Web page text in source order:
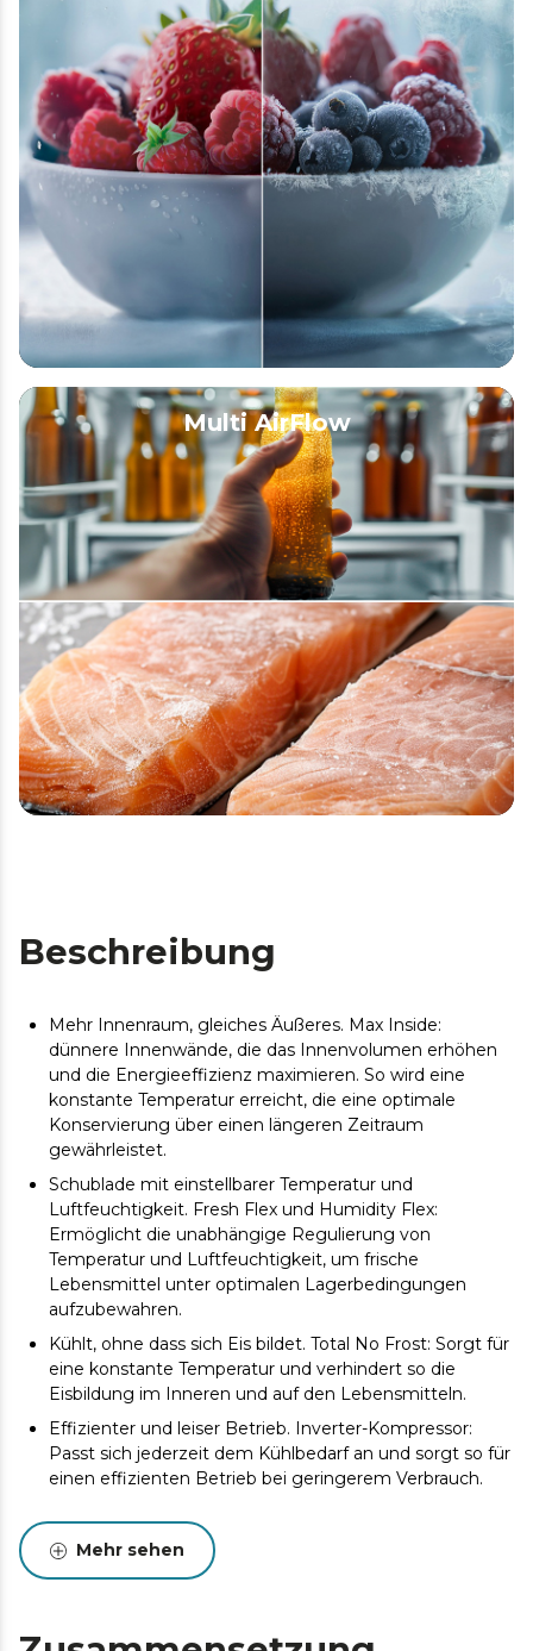
Multi AirFlow
Beschreibung
Mehr Innenraum, gleiches Äußeres. Max Inside:
dünnere Innenwände, die das Innenvolumen erhöhen
und die Energieeffizienz maximieren. So wird eine
konstante Temperatur erreicht, die eine optimale
Konservierung über einen längeren Zeitraum
gewährleistet.
Schublade mit einstellbarer Temperatur und
Luftfeuchtigkeit. Fresh Flex und Humidity Flex:
Ermöglicht die unabhängige Regulierung von
Temperatur und Luftfeuchtigkeit, um frische
Lebensmittel unter optimalen Lagerbedingungen
aufzubewahren.
Kühlt, ohne dass sich Eis bildet. Total No Frost: Sorgt für
eine konstante Temperatur und verhindert so die
Eisbildung im Inneren und auf den Lebensmitteln.
Effizienter und leiser Betrieb. Inverter-Kompressor:
Passt sich jederzeit dem Kühlbedarf an und sorgt so für
einen effizienten Betrieb bei geringerem Verbrauch.
Kombinationsdesign, das den Platz optimiert und es
Ihnen ermöglicht, große Mengen an Lebensmitteln
Mehr sehen